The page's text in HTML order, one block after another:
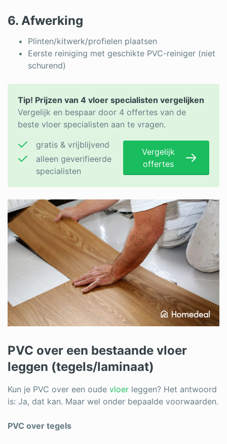
6. Afwerking
Plinten/kitwerk/profielen plaatsen
Eerste reiniging met geschikte PVC-reiniger (niet
schurend)
Tip! Prijzen van 4 vloer specialisten vergelijken
Vergelijk en bespaar door 4 offertes van de
beste vloer specialisten aan te vragen.
gratis & vrijblijvend
alleen geverifieerde
specialisten
Vergelijk
offertes
PVC over een bestaande vloer
leggen (tegels/laminaat)
Kun je PVC over een oude vloer leggen? Het antwoord
is: Ja, dat kan. Maar wel onder bepaalde voorwaarden.
PVC over tegels